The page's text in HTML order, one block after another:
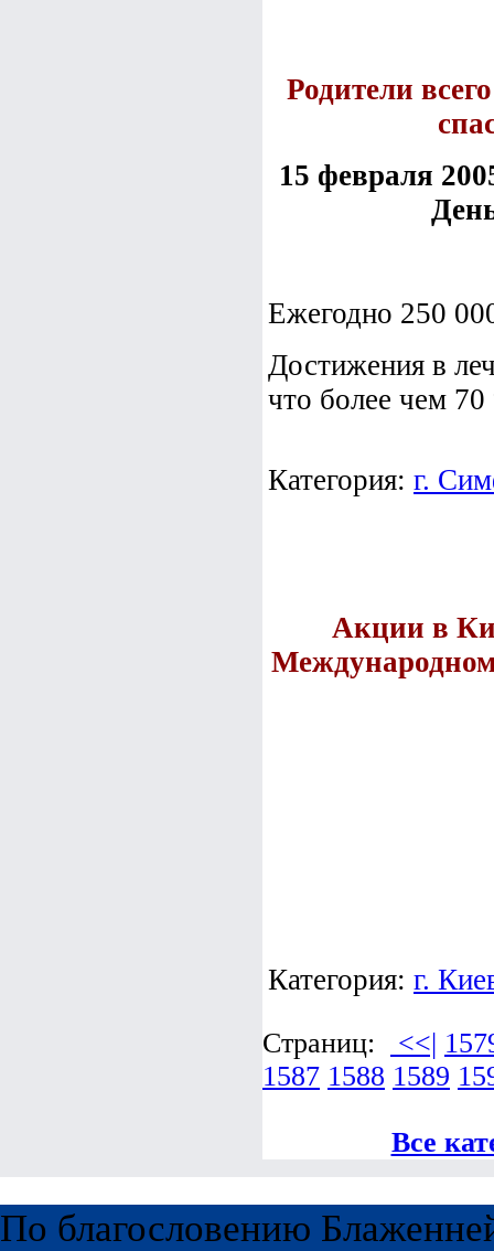
Родители
15 февраля
Ежегодно 250
Достижения в
что более чем
Категория: г.
Акции в
Категория: г.
Страниц: <<|
1587 1588 1589
Все
По благословению